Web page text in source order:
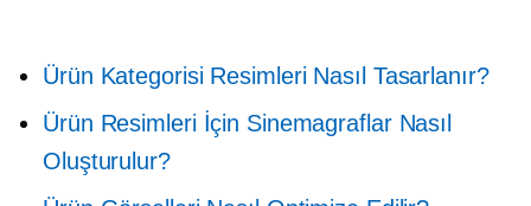
Ürün Kategorisi Resimleri Nasıl Tasarlanır?
Ürün Resimleri İçin Sinemagraflar Nasıl
Oluşturulur?